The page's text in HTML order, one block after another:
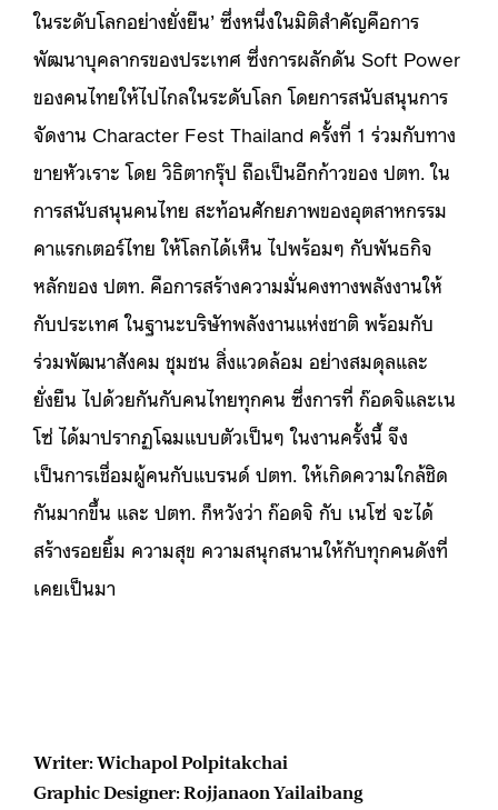
ในระดับโลกอย่างยั่งยืน’ ซึ่งหนึ่งในมิติสำคัญคือการ
พัฒนาบุคลากรของประเทศ ซึ่งการผลักดัน Soft Power
ของคนไทยให้ไปไกลในระดับโลก โดยการสนับสนุนการ
จัดงาน Character Fest Thailand ครั้งที่ 1 ร่วมกับทาง
ขายหัวเราะ โดย วิธิตากรุ๊ป ถือเป็นอีกก้าวของ ปตท. ใน
การสนับสนุนคนไทย สะท้อนศักยภาพของอุตสาหกรรม
คาแรกเตอร์ไทย ให้โลกได้เห็น ไปพร้อมๆ กับพันธกิจ
หลักของ ปตท. คือการสร้างความมั่นคงทางพลังงานให้
กับประเทศ ในฐานะบริษัทพลังงานแห่งชาติ พร้อมกับ
ร่วมพัฒนาสังคม ชุมชน สิ่งแวดล้อม อย่างสมดุลและ
ยั่งยืน ไปด้วยกันกับคนไทยทุกคน ซึ่งการที่ ก๊อดจิและเน
โซ่ ได้มาปรากฏโฉมแบบตัวเป็นๆ ในงานครั้งนี้ จึง
เป็นการเชื่อมผู้คนกับแบรนด์ ปตท. ให้เกิดความใกล้ชิด
กันมากขึ้น และ ปตท. ก็หวังว่า ก๊อดจิ กับ เนโซ่ จะได้
สร้างรอยยิ้ม ความสุข ความสนุกสนานให้กับทุกคนดังที่
เคยเป็นมา
Writer: Wichapol Polpitakchai
Graphic Designer: Rojjanaon Yailaibang